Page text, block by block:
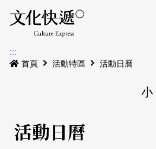
最新公告
本期專題
活動特區
:::
首頁
活動特區 活動日曆
小
活動日曆